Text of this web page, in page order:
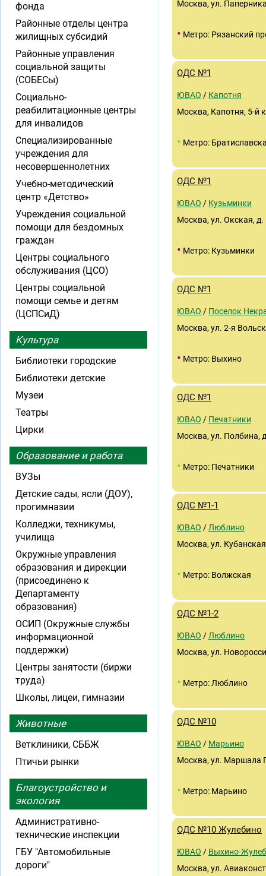
Москва, ул.
• Метро: Рязанский
ОДС №1
ЮВАО / Капотня
Москва, Капотня, 5-й
• Метро:
ОДС №1
ЮВАО / Кузьминки
Москва, ул. Окская, д.
• Метро: Кузьминки
ОДС №1
ЮВАО / Поселок
Москва, ул. 2-я
• Метро: Выхино
ОДС №1
ЮВАО / Печатники
Москва, ул. Полбина,
• Метро: Печатники
ОДС №1-1
ЮВАО / Люблино
Москва, ул.
• Метро: Волжская
ОДС №1-2
ЮВАО / Люблино
Москва, ул.
• Метро: Люблино
ОДС №10
ЮВАО / Марьино
Москва, ул. Маршала
• Метро: Марьино
ОДС №10 Жулебино
ЮВАО / Выхино-
Москва, ул.
фонда
Районные отделы центра
жилищных субсидий
Районные управления
социальной защиты
(СОБЕСы)
Социально-
реабилитационные центры
для инвалидов
Специализированные
учреждения для
несовершеннолетних
Учебно-методический
центр «Детство»
Учреждения социальной
помощи для бездомных
граждан
Центры социального
обслуживания (ЦСО)
Центры социальной
помощи семье и детям
(ЦСПСиД)
Культура
Библиотеки городские
Библиотеки детские
Музеи
Театры
Цирки
Образование и работа
ВУЗы
Детские сады, ясли (ДОУ),
прогимназии
Колледжи, техникумы,
училища
Окружные управления
образования и дирекции
(присоединено к
Департаменту
образования)
ОСИП (Окружные службы
информационной
поддержки)
Центры занятости (биржи
труда)
Школы, лицеи, гимназии
Животные
Ветклиники, СББЖ
Птичьи рынки
Благоустройство и
экология
Административно-
технические инспекции
ГБУ "Автомобильные
дороги"